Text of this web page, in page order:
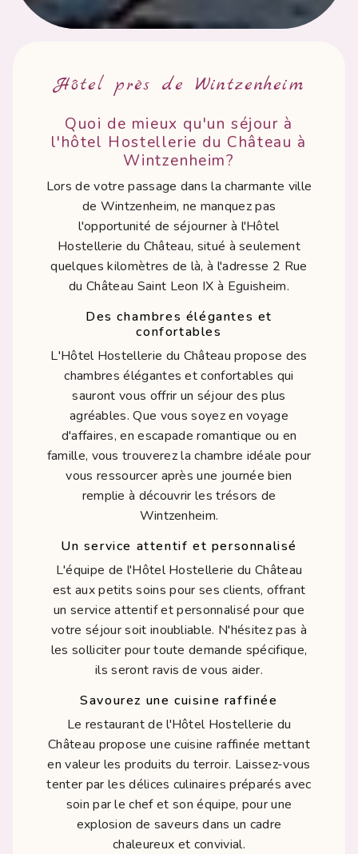
Hôtel près de Wintzenheim
Quoi de mieux qu'un séjour à
l'hôtel Hostellerie du Château à
Wintzenheim?
Lors de votre passage dans la charmante ville
de Wintzenheim, ne manquez pas
l'opportunité de séjourner à l'Hôtel
Hostellerie du Château, situé à seulement
quelques kilomètres de là, à l'adresse 2 Rue
du Château Saint Leon IX à Eguisheim.
Des chambres élégantes et
confortables
L'Hôtel Hostellerie du Château propose des
chambres élégantes et confortables qui
sauront vous offrir un séjour des plus
agréables. Que vous soyez en voyage
d'affaires, en escapade romantique ou en
famille, vous trouverez la chambre idéale pour
vous ressourcer après une journée bien
remplie à découvrir les trésors de
Wintzenheim.
Un service attentif et personnalisé
L'équipe de l'Hôtel Hostellerie du Château
est aux petits soins pour ses clients, offrant
un service attentif et personnalisé pour que
votre séjour soit inoubliable. N'hésitez pas à
les solliciter pour toute demande spécifique,
ils seront ravis de vous aider.
Savourez une cuisine raffinée
Le restaurant de l'Hôtel Hostellerie du
Château propose une cuisine raffinée mettant
en valeur les produits du terroir. Laissez-vous
tenter par les délices culinaires préparés avec
soin par le chef et son équipe, pour une
explosion de saveurs dans un cadre
chaleureux et convivial.